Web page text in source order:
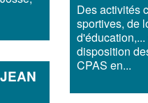
Des activités
sportives, de
disposition
CPAS en...